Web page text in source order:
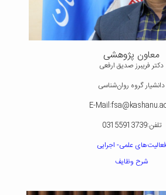
معاون پژوهشی
دکتر فریبرز صدیق ارفعی
دانشیار گروه روان‌شناسی
E-
تلفن:03155913739
فعالیت‌های علمی- اجرایی
شرح وظایف